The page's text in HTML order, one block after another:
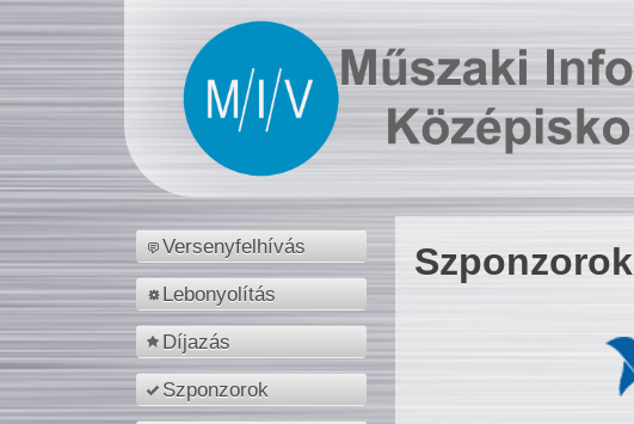
Versenyfelhívás
Lebonyolítás
Díjazás
Szponzorok
Szponzorok